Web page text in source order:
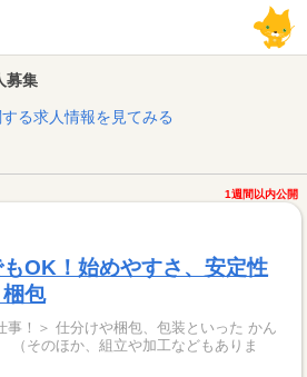
集
る求人情報を見てみる
1週間以内公開
OK！始めやすさ、安定性
包
といった かん
（そのほか、組立や加工などもありま